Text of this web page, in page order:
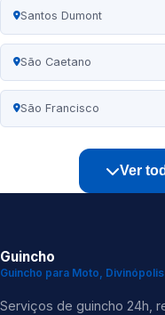
Santos Dumont
São Caetano
São Francisco
Ver
Guincho
Guincho para Moto, Divinópolis
Serviços de guincho 24h,